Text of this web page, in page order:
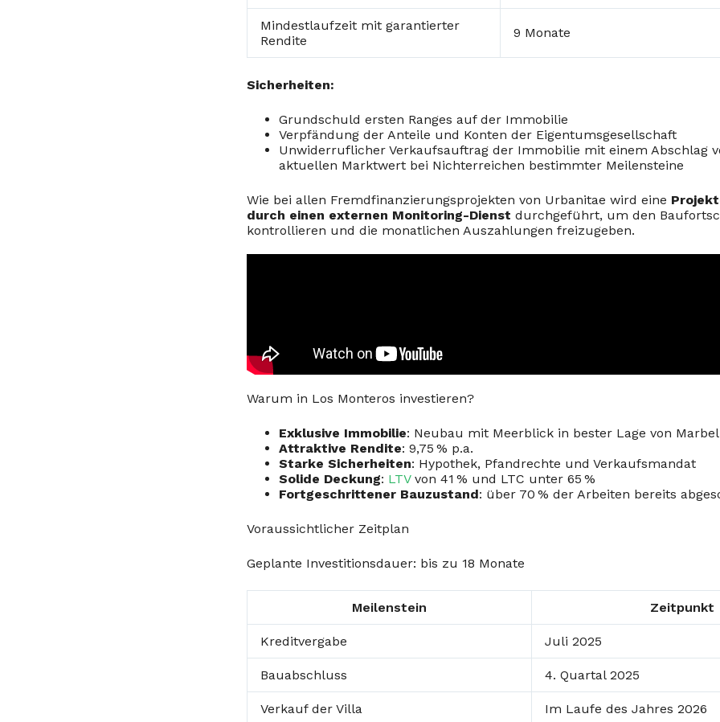
Mindestlaufzeit mit garantierter
Rendite
9 Monate
Sicherheiten:
Grundschuld ersten Ranges auf der Immobilie
Verpfändung der Anteile und Konten der Eigentumsgesellschaft
Unwiderruflicher Verkaufsauftrag der Immobilie mit einem Abschlag
aktuellen Marktwert bei Nichterreichen bestimmter Meilensteine
Wie bei allen Fremdfinanzierungsprojekten von Urbanitae wird eine
durch einen externen Monitoring-Dienst durchgeführt, um den
kontrollieren und die monatlichen Auszahlungen freizugeben.
Warum in Los Monteros investieren?
Exklusive Immobilie: Neubau mit Meerblick in bester Lage von
Attraktive Rendite: 9,75 % p.a.
Starke Sicherheiten: Hypothek, Pfandrechte und Verkaufsmandat
Solide Deckung: LTVvon 41 % und LTC unter 65 %
Fortgeschrittener Bauzustand: über 70 % der Arbeiten bereits
Voraussichtlicher Zeitplan
Geplante Investitionsdauer: bis zu 18 Monate
Meilenstein Zeitpunkt
Kreditvergabe Juli 2025
Bauabschluss 4. Quartal 2025
Verkauf der Villa Im Laufe des Jahres 2026